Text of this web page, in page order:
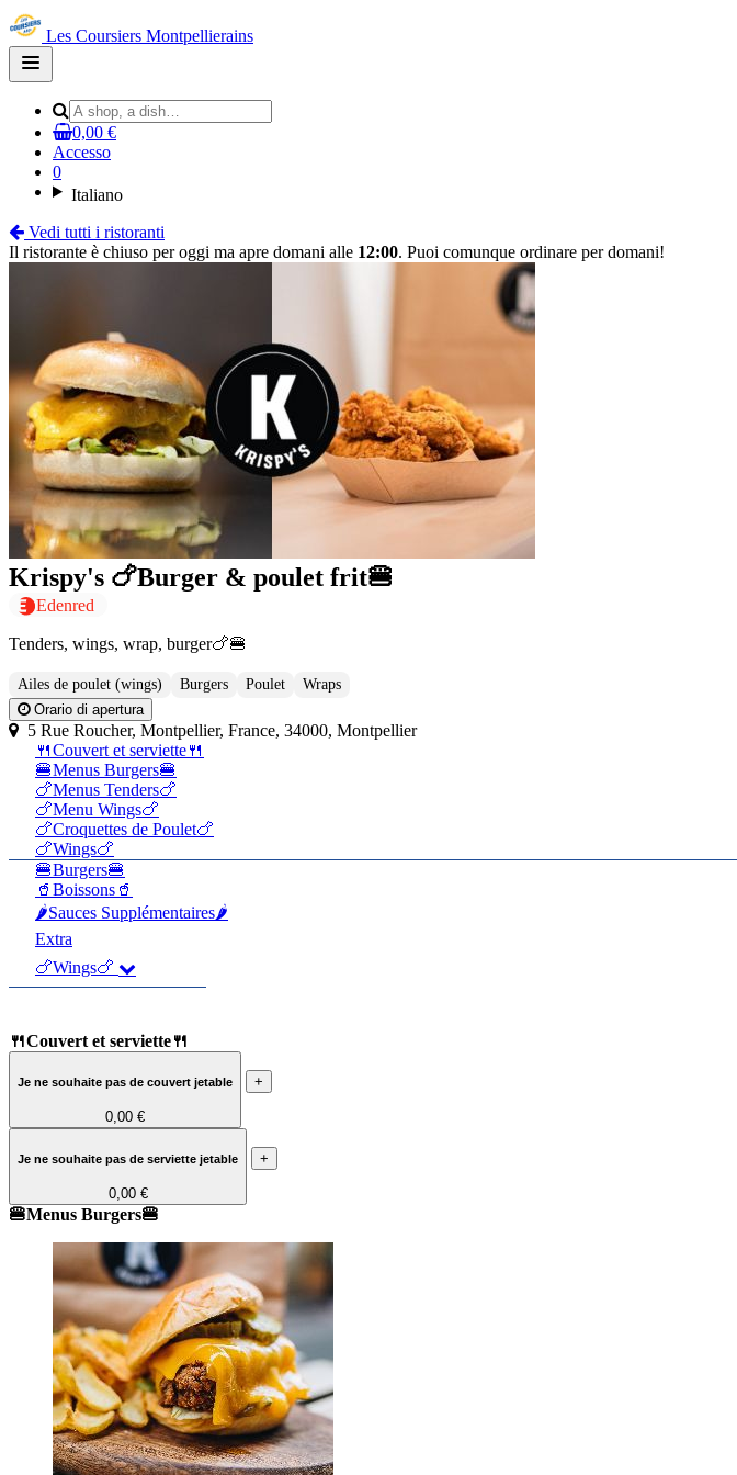
Les Coursiers Montpellierains
Open
main
0,00 €
Accesso
0
Italiano
Vedi tutti i ristoranti
Il ristorante è chiuso per oggi ma apre domani alle 12:00. Puoi comunque ordinare per domani!
Krispy's 🍗Burger & poulet frit🍔
Edenred
Tenders, wings, wrap, burger🍗🍔
Ailes de poulet (wings) Burgers Poulet
Wraps
Orario di apertura
5 Rue Roucher, Montpellier, France, 34000, Montpellier
🍴Couvert et serviette🍴
🍔Menus Burgers🍔
🍗Menus Tenders🍗
🍗Menu Wings🍗
🍗Croquettes de Poulet🍗
🍗Wings🍗
🍔Burgers🍔
🥤Boissons🥤
🌶️Sauces Supplémentaires🌶️
Extra
🍗Wings🍗
🍴Couvert et serviette🍴
Je ne souhaite pas de couvert jetable
0,00 €
+
Je ne souhaite pas de serviette jetable
0,00 €
+
🍔Menus Burgers🍔